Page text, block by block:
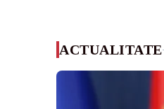
ACTUALITATE